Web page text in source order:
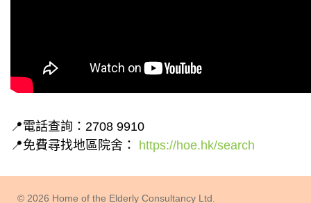
📍電話查詢：2708 9910
📍免費尋找地區院舍： https://hoe.hk/search
© 2026 Home of the Elderly Consultancy Ltd.